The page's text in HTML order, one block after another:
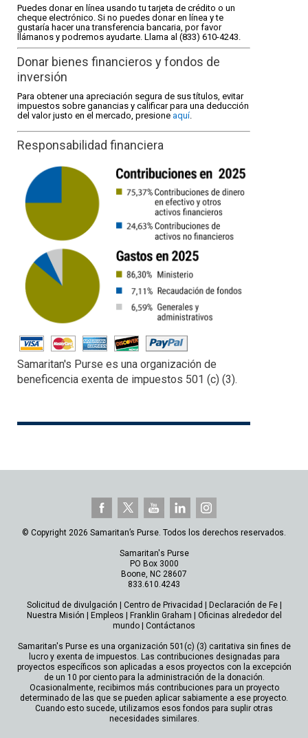
Puedes donar en línea usando tu tarjeta de crédito o un
cheque electrónico. Si no puedes donar en línea y te
gustaría hacer una transferencia bancaria, por favor
llámanos y podremos ayudarte. Llama al (833) 610-4243.
Donar bienes financieros y fondos de
inversión
Para obtener una apreciación segura de sus títulos, evitar
impuestos sobre ganancias y calificar para una deducción
del valor justo en el mercado, presione aquí.
Responsabilidad financiera
Samaritan's Purse es una organización de
beneficencia exenta de impuestos 501 (c) (3).
© Copyright 2026 Samaritan’s Purse. Todos los derechos reservados.
Samaritan's Purse
PO Box 3000
Boone, NC 28607
833.610.4243
Solicitud de divulgación | Centro de Privacidad | Declaración de Fe|
Nuestra Misión | Empleos | Franklin Graham | Oficinas alrededor del
mundo | Contáctanos
Samaritan's Purse es una organización 501(c) (3) caritativa sin fines de
lucro y exenta de impuestos. Las contribuciones designadas para
proyectos específicos son aplicadas a esos proyectos con la excepción
de un 10 por ciento para la administración de la donación.
Ocasionalmente, recibimos más contribuciones para un proyecto
determinado de las que se pueden aplicar sabiamente a ese proyecto.
Cuando esto sucede, utilizamos esos fondos para suplir otras
necesidades similares.